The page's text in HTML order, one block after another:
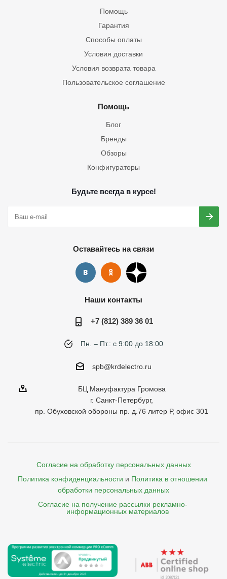
Помощь
Гарантия
Способы оплаты
Условия доставки
Условия возврата товара
Пользовательское соглашение
Помощь
Блог
Бренды
Обзоры
Конфигураторы
Будьте всегда в курсе!
Оставайтесь на связи
Наши контакты
+7 (812) 389 36 01
Пн. – Пт.: с 9:00 до 18:00
spb@krdelectro.ru
БЦ Мануфактура Громова
г. Санкт-Петербург,
пр. Обуховской обороны пр. д.76 литер Р, офис 301
Согласие на обработку персональных данных
Политика конфиденциальности и Политика в отношении
обработки персональных данных
Согласие на получение рассылки рекламно-
    информационных материалов